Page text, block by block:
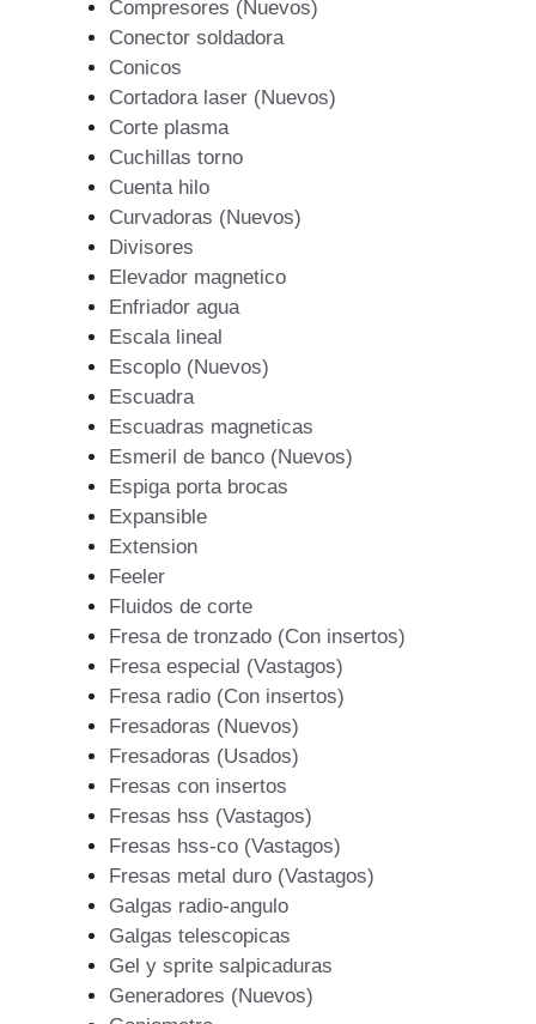
Compresores (Nuevos)
Conector soldadora
Conicos
Cortadora laser (Nuevos)
Corte plasma
Cuchillas torno
Cuenta hilo
Curvadoras (Nuevos)
Divisores
Elevador magnetico
Enfriador agua
Escala lineal
Escoplo (Nuevos)
Escuadra
Escuadras magneticas
Esmeril de banco (Nuevos)
Espiga porta brocas
Expansible
Extension
Feeler
Fluidos de corte
Fresa de tronzado (Con insertos)
Fresa especial (Vastagos)
Fresa radio (Con insertos)
Fresadoras (Nuevos)
Fresadoras (Usados)
Fresas con insertos
Fresas hss (Vastagos)
Fresas hss-co (Vastagos)
Fresas metal duro (Vastagos)
Galgas radio-angulo
Galgas telescopicas
Gel y sprite salpicaduras
Generadores (Nuevos)